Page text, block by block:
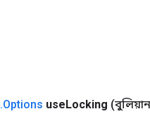
.Options useLocking